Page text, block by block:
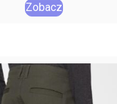
Zobacz